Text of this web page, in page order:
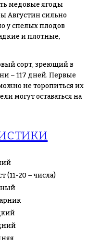
медовые ягоды
Августин сильно
у спелых плодов
и плотные,
сорт, зреющий в
– 117 дней. Первые
не торопиться их
могут оставаться на
(11-20 – числа)